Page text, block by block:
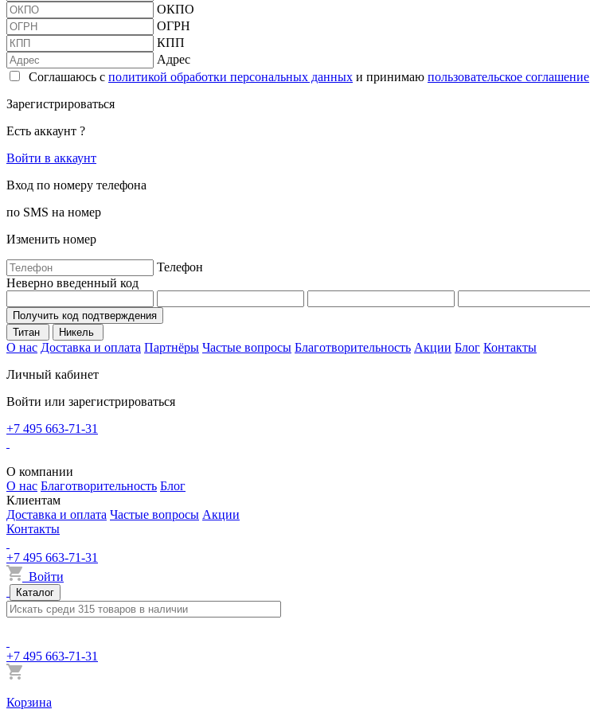
ОКПО
ОГРН
КПП
Адрес
Соглашаюсь с политикой обработки персональных данных и принимаю пользовательское соглашение
Зарегистрироваться
Есть аккаунт ?
Войти в аккаунт
Вход по номеру телефона
по SMS на номер
Изменить номер
Телефон
Неверно введенный код
Получить код подтверждения
Титан
Никель
О нас Доставка и оплата Партнёры Частые вопросы Благотворительность Акции Блог Контакты
Личный кабинет
Войти или зарегистрироваться
+7 495 663-71-31
О компании
О нас Благотворительность Блог
Клиентам
Доставка и оплата Частые вопросы Акции
Контакты
+7 495 663-71-31
Войти
Каталог
+7 495 663-71-31
Корзина